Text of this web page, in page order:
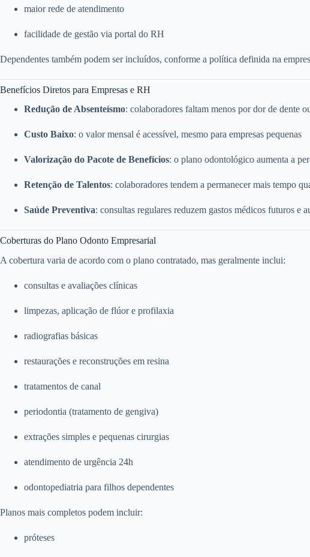
maior rede de atendimento
facilidade de gestão via portal do RH
Dependentes também podem ser incluídos, conforme a política definida na
Benefícios Diretos para Empresas e RH
Redução de Absenteísmo: colaboradores faltam menos por dor de dente
Custo Baixo: o valor mensal é acessível, mesmo para empresas pequenas
Valorização do Pacote de Benefícios: o plano odontológico aumenta a
Retenção de Talentos: colaboradores tendem a permanecer mais tempo
Saúde Preventiva: consultas regulares reduzem gastos médicos futuros e
Coberturas do Plano Odonto Empresarial
A cobertura varia de acordo com o plano contratado, mas geralmente inclui:
consultas e avaliações clínicas
limpezas, aplicação de flúor e profilaxia
radiografias básicas
restaurações e reconstruções em resina
tratamentos de canal
periodontia (tratamento de gengiva)
extrações simples e pequenas cirurgias
atendimento de urgência 24h
odontopediatria para filhos dependentes
Planos mais completos podem incluir:
próteses